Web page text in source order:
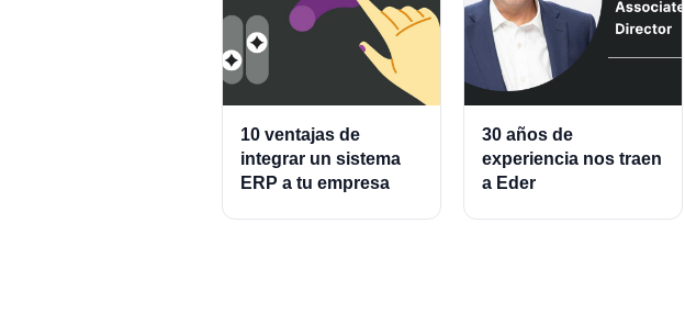
10 ventajas de
integrar un sistema
ERP a tu empresa
30 años de
experiencia nos traen
a Eder